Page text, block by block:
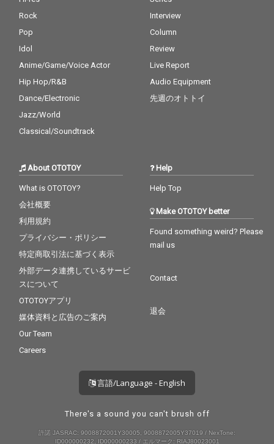
Rock
Pop
Idol
Anime/Game/Voice Actor
Hip Hop/R&B
Dance/Electronic
Jazz/World
Classical/Soundtrack
Interview
Column
Review
Live Report
Audio Equipment
先週のオトトイ
About OTOTOY
What is OTOTOY?
会社概要
利用規約
プライバシー・ポリシー
特定商取引法に基づく表示
外部データ連携しているサービ
スについて
OTOTOYアプリ
媒体資料と広告のご案内
Our Team
Careers
Help
Help Top
Make OTOTOY better
Found something weird? Please
mail us
Contact
退会
言語/Language - English
There's a sound you can't brush off
許諾 JASRAC: 9008872001Y30005, 9008872005Y37019 / NexTone:
ID000000232, ID000000233 / エルマーク: RIAJ80023001